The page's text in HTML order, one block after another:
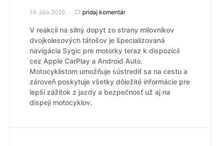
14. júla 2026 pridaj komentár
V reakcii na silný dopyt zo strany milovníkov
dvojkolesových tátošov je špecializovaná
navigácia Sygic pre motorky teraz k dispozícii
cez Apple CarPlay a Android Auto.
Motocyklistom umožňuje sústrediť sa na cestu a
zároveň poskytuje všetky dôležité informácie pre
lepší zážitok z jazdy a bezpečnosť už aj na
dispeji motocyklov.